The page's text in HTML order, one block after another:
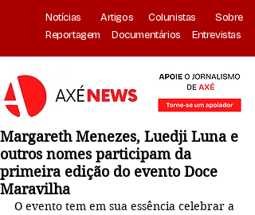
Notícias Artigos Colunistas
Sobre
Reportagem
Documentários Entrevistas
Margareth Menezes, Luedji Luna e
outros nomes participam da
primeira edição do evento Doce
Maravilha
O evento tem em sua essência celebrar a